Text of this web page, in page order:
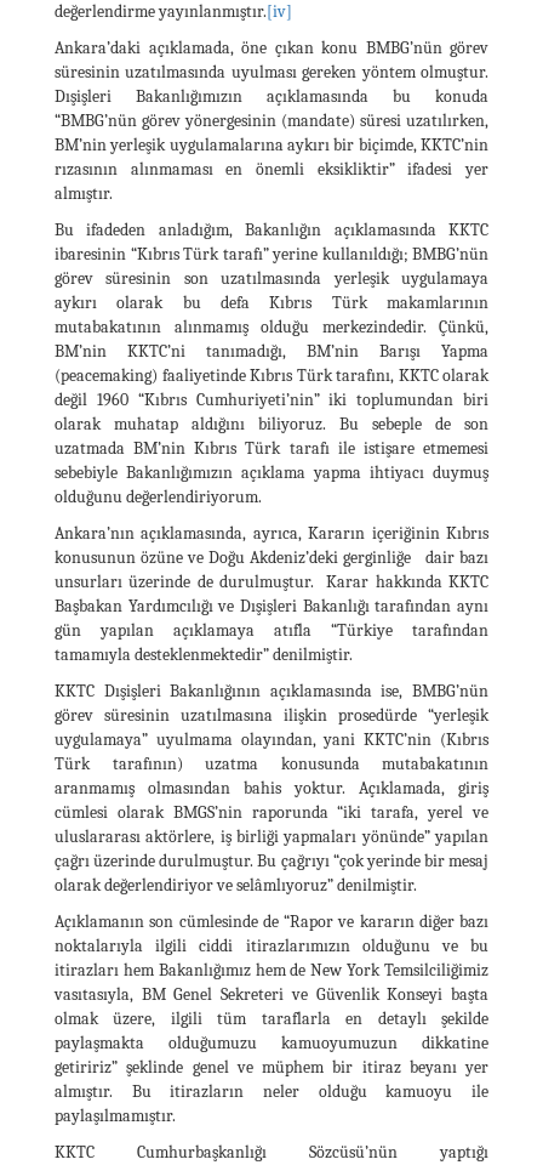
değerlendirme yayınlanmıştır.[iv]
Ankara’daki açıklamada, öne çıkan konu BMBG’nün görev
süresinin uzatılmasında uyulması gereken yöntem olmuştur.
Dışişleri Bakanlığımızın açıklamasında bu konuda
“BMBG’nün görev yönergesinin (mandate) süresi uzatılırken,
BM’nin yerleşik uygulamalarına aykırı bir biçimde, KKTC’nin
rızasının alınmaması en önemli eksikliktir” ifadesi yer
almıştır.
Bu ifadeden anladığım, Bakanlığın açıklamasında KKTC
ibaresinin “Kıbrıs Türk tarafı” yerine kullanıldığı; BMBG’nün
görev süresinin son uzatılmasında yerleşik uygulamaya
aykırı olarak bu defa Kıbrıs Türk makamlarının
mutabakatının alınmamış olduğu merkezindedir. Çünkü,
BM’nin KKTC’ni tanımadığı, BM’nin Barışı Yapma
(peacemaking) faaliyetinde Kıbrıs Türk tarafını, KKTC olarak
değil 1960 “Kıbrıs Cumhuriyeti’nin” iki toplumundan biri
olarak muhatap aldığını biliyoruz. Bu sebeple de son
uzatmada BM’nin Kıbrıs Türk tarafı ile istişare etmemesi
sebebiyle Bakanlığımızın açıklama yapma ihtiyacı duymuş
olduğunu değerlendiriyorum.
Ankara’nın açıklamasında, ayrıca, Kararın içeriğinin Kıbrıs
konusunun özüne ve Doğu Akdeniz’deki gerginliğe dair bazı
unsurları üzerinde de durulmuştur. Karar hakkında KKTC
Başbakan Yardımcılığı ve Dışişleri Bakanlığı tarafından aynı
gün yapılan açıklamaya atıfla “Türkiye tarafından
tamamıyla desteklenmektedir” denilmiştir.
KKTC Dışişleri Bakanlığının açıklamasında ise, BMBG’nün
görev süresinin uzatılmasına ilişkin prosedürde “yerleşik
uygulamaya” uyulmama olayından, yani KKTC’nin (Kıbrıs
Türk tarafının) uzatma konusunda mutabakatının
aranmamış olmasından bahis yoktur. Açıklamada, giriş
cümlesi olarak BMGS’nin raporunda “iki tarafa, yerel ve
uluslararası aktörlere, iş birliği yapmaları yönünde” yapılan
çağrı üzerinde durulmuştur. Bu çağrıyı “çok yerinde bir mesaj
olarak değerlendiriyor ve selâmlıyoruz” denilmiştir.
Açıklamanın son cümlesinde de “Rapor ve kararın diğer bazı
noktalarıyla ilgili ciddi itirazlarımızın olduğunu ve bu
itirazları hem Bakanlığımız hem de New York Temsilciliğimiz
vasıtasıyla, BM Genel Sekreteri ve Güvenlik Konseyi başta
olmak üzere, ilgili tüm taraflarla en detaylı şekilde
paylaşmakta olduğumuzu kamuoyumuzun dikkatine
getiririz” şeklinde genel ve müphem bir itiraz beyanı yer
almıştır. Bu itirazların neler olduğu kamuoyu ile
paylaşılmamıştır.
KKTC Cumhurbaşkanlığı Sözcüsü’nün yaptığı